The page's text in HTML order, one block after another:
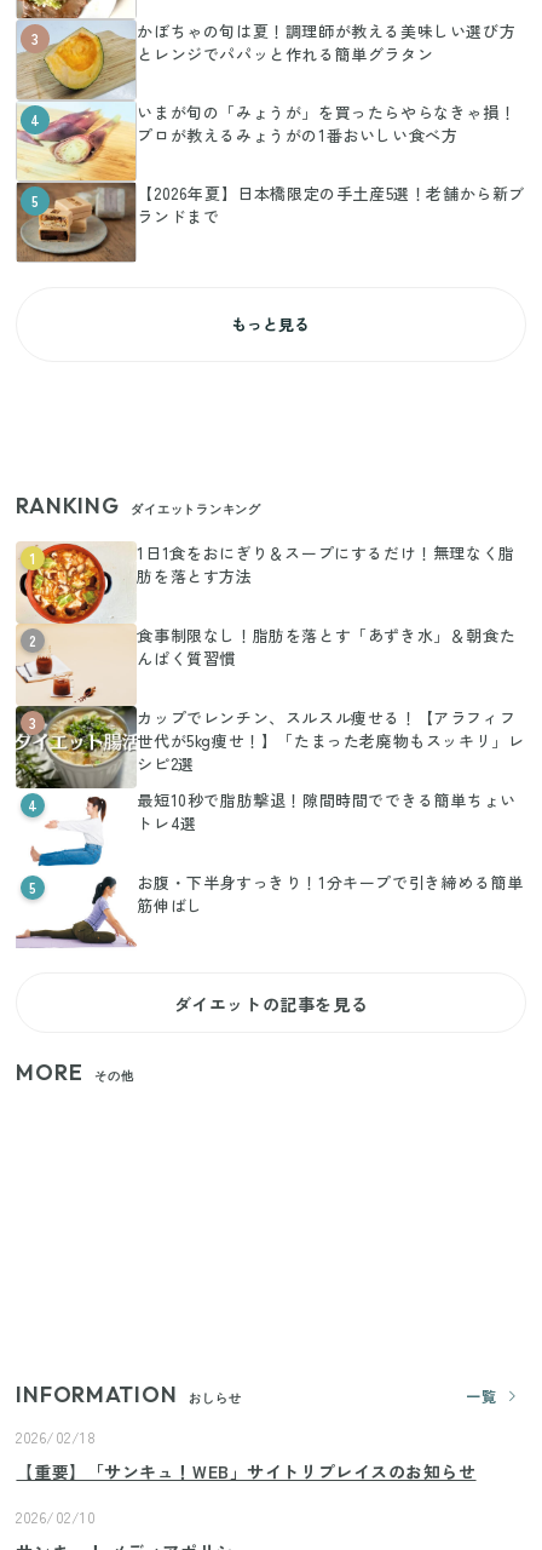
3
かぼちゃの旬は夏！調理師が教える美味しい選び方
とレンジでパパッと作れる簡単グラタン
4
いまが旬の「みょうが」を買ったらやらなきゃ損！
プロが教えるみょうがの1番おいしい食べ方
5
【2026年夏】日本橋限定の手土産5選！老舗から新ブ
ランドまで
もっと見る
RANKING ダイエットランキング
1
1日1食をおにぎり＆スープにするだけ！無理なく脂
肪を落とす方法
2
食事制限なし！脂肪を落とす「あずき水」＆朝食た
んぱく質習慣
3
カップでレンチン、スルスル痩せる！【アラフィフ
世代が5kg痩せ！】「たまった老廃物もスッキリ」レ
シピ2選
4
最短10秒で脂肪撃退！隙間時間でできる簡単ちょい
トレ4選
5
お腹・下半身すっきり！1分キープで引き締める簡単
筋伸ばし
ダイエットの記事を見る
MORE その他
INFORMATION おしらせ
一覧
2026/02/18
【重要】「サンキュ！WEB」サイトリプレイスのお知らせ
2026/02/10